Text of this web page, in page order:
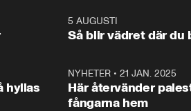
och Makten.
– Vi
vara
1:065 AUGUSTI
Så blir vädret där du
hyllas
NYHETER •21 JAN. 2025
Här återvänder
fångarna hem